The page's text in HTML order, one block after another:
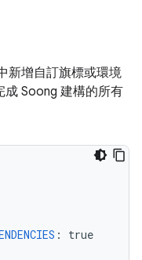
新增自訂旗標或環境
成 Soong 建構的所有
:
true